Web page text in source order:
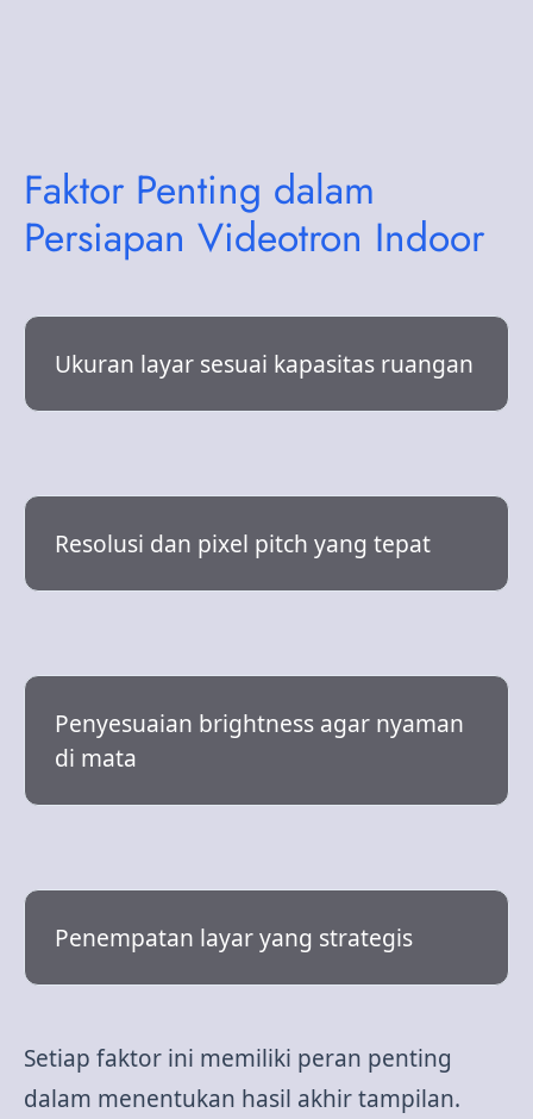
Faktor Penting dalam
Persiapan Videotron Indoor
Ukuran layar sesuai kapasitas ruangan
Resolusi dan pixel pitch yang tepat
Penyesuaian brightness agar nyaman
di mata
Penempatan layar yang strategis
Setiap faktor ini memiliki peran penting
dalam menentukan hasil akhir tampilan.